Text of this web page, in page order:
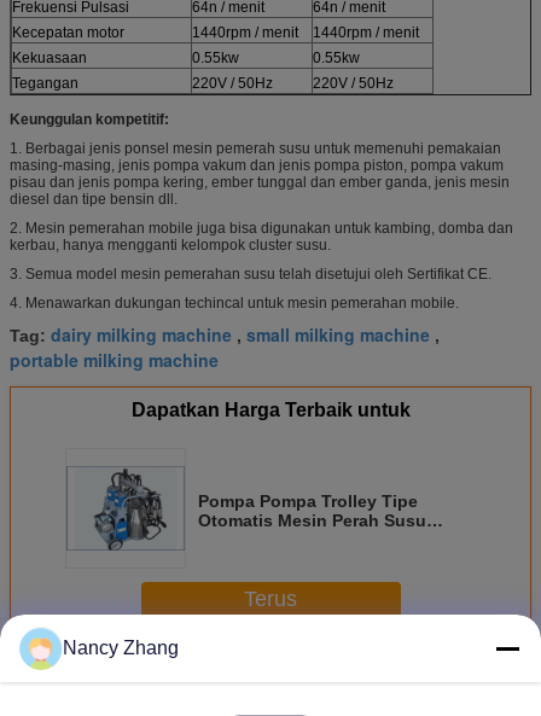
Frekuensi Pulsasi
64n / menit
64n / menit
Kecepatan motor
1440rpm / menit
1440rpm / menit
Kekuasaan
0.55kw
0.55kw
Tegangan
220V / 50Hz 220V / 50Hz
Keunggulan kompetitif:
1. Berbagai jenis ponsel mesin pemerah susu untuk memenuhi pemakaian
masing-masing, jenis pompa vakum dan jenis pompa piston, pompa vakum
pisau dan jenis pompa kering, ember tunggal dan ember ganda, jenis mesin
diesel dan tipe bensin dll.
2. Mesin pemerahan mobile juga bisa digunakan untuk kambing, domba dan
kerbau, hanya mengganti kelompok cluster susu.
3. Semua model mesin pemerahan susu telah disetujui oleh Sertifikat CE.
4. Menawarkan dukungan techincal untuk mesin pemerahan mobile.
Tag: dairy milking machine , small milking machine ,
portable milking machine
Dapatkan Harga Terbaik untuk
Pompa Pompa Trolley Tipe
Otomatis Mesin Perah Susu
Terus
Lebih Mesin Perah Seluler
Nancy Zhang